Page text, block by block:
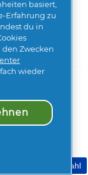
Meine Cookie Auswahl
Der
auf dieser
basiert,
Erfahrung zu
du in
Zwecken
wieder